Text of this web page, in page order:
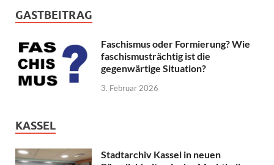
GASTBEITRAG
Faschismus oder Formierung? Wie
faschismusträchtig ist die
gegenwärtige Situation?
3. Februar 2026
KASSEL
Stadtarchiv Kassel in neuen